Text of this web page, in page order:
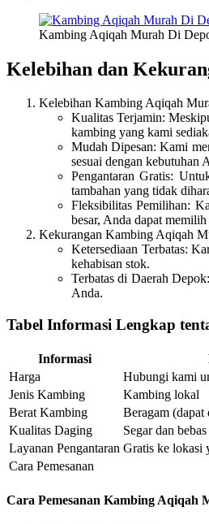
Kambing Aqiqah Murah Di
Kelebihan dan
Kelebihan Kambing Aqiqah
Kualitas Terjamin:
kambing yang kami
Mudah Dipesan: Kami
sesuai dengan kebutuhan
Pengantaran Gratis:
tambahan yang tidak
Fleksibilitas Pemilihan:
besar, Anda dapat
Kekurangan Kambing Aqiqah
Ketersediaan Terbatas:
kehabisan stok.
Terbatas di Daerah
Anda.
Tabel Informasi Lengkap
Informasi
Harga
Hubungi kami
Jenis Kambing
Kambing lokal
Berat Kambing
Beragam (dapat
Kualitas Daging
Segar dan
Layanan Pengantaran Gratis ke lokasi
Cara Pemesanan
Cara Pemesanan Kambing Aqiqah